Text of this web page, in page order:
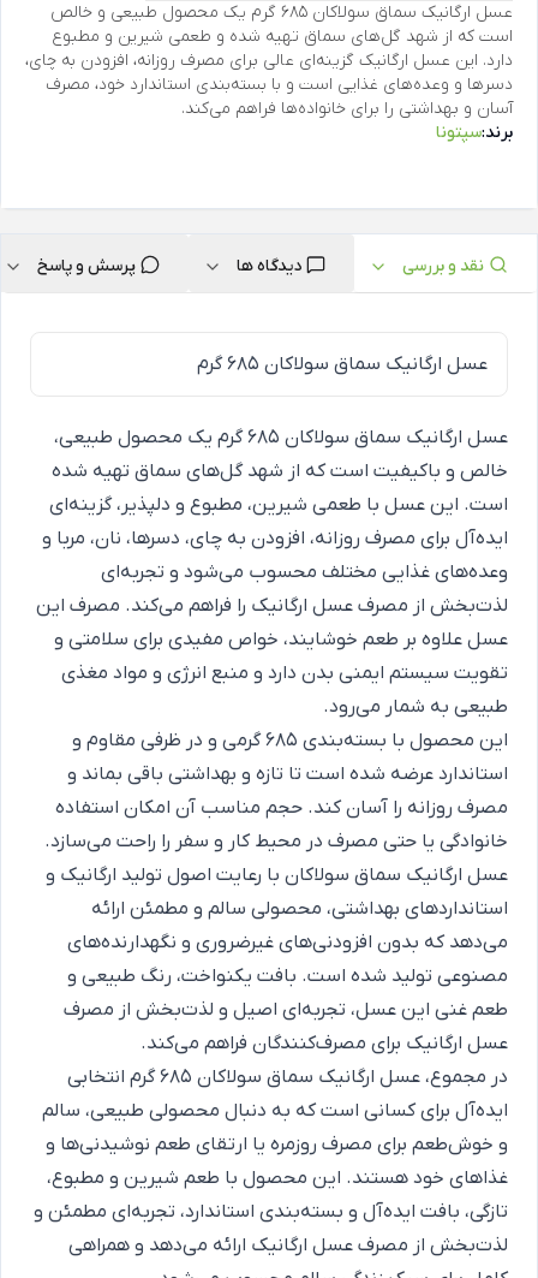
عسل ارگانیک سماق سولاکان 685 گرم یک محصول طبیعی و خالص
است که از شهد گل‌های سماق تهیه شده و طعمی شیرین و مطبوع
دارد. این عسل ارگانیک گزینه‌ای عالی برای مصرف روزانه، افزودن به چای،
دسرها و وعده‌های غذایی است و با بسته‌بندی استاندارد خود، مصرف
آسان و بهداشتی را برای خانواده‌ها فراهم می‌کند.
برند:سپتونا
نقد و بررسی دیدگاه ها پرسش و پاسخ
عسل ارگانیک سماق سولاکان 685 گرم
عسل ارگانیک سماق سولاکان 685 گرم یک محصول طبیعی،
خالص و باکیفیت است که از شهد گل‌های سماق تهیه شده
است. این عسل با طعمی شیرین، مطبوع و دلپذیر، گزینه‌ای
ایده‌آل برای مصرف روزانه، افزودن به چای، دسرها، نان، مربا و
وعده‌های غذایی مختلف محسوب می‌شود و تجربه‌ای
لذت‌بخش از مصرف عسل ارگانیک را فراهم می‌کند. مصرف این
عسل علاوه بر طعم خوشایند، خواص مفیدی برای سلامتی و
تقویت سیستم ایمنی بدن دارد و منبع انرژی و مواد مغذی
طبیعی به شمار می‌رود.
این محصول با بسته‌بندی 685 گرمی و در ظرفی مقاوم و
استاندارد عرضه شده است تا تازه و بهداشتی باقی بماند و
مصرف روزانه را آسان کند. حجم مناسب آن امکان استفاده
خانوادگی یا حتی مصرف در محیط کار و سفر را راحت می‌سازد.
عسل ارگانیک سماق سولاکان با رعایت اصول تولید ارگانیک و
استانداردهای بهداشتی، محصولی سالم و مطمئن ارائه
می‌دهد که بدون افزودنی‌های غیرضروری و نگهدارنده‌های
مصنوعی تولید شده است. بافت یکنواخت، رنگ طبیعی و
طعم غنی این عسل، تجربه‌ای اصیل و لذت‌بخش از مصرف
عسل ارگانیک برای مصرف‌کنندگان فراهم می‌کند.
در مجموع، عسل ارگانیک سماق سولاکان 685 گرم انتخابی
ایده‌آل برای کسانی است که به دنبال محصولی طبیعی، سالم
و خوش‌طعم برای مصرف روزمره یا ارتقای طعم نوشیدنی‌ها و
غذاهای خود هستند. این محصول با طعم شیرین و مطبوع،
تازگی، بافت ایده‌آل و بسته‌بندی استاندارد، تجربه‌ای مطمئن و
لذت‌بخش از مصرف عسل ارگانیک ارائه می‌دهد و همراهی